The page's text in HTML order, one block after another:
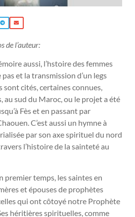
de l’auteur:
aussi, l’hstoire des femmes
et la transmission d’un legs
sont cités, certaines connues,
au sud du Maroc, ou le projet a été
Fès et en passant par
C’est aussi un hymne à
par son axe spirituel du nord
l’histoire de la sainteté au
premier temps, les saintes en
et épouses de prophètes
qui ont côtoyé notre Prophète
héritières spirituelles, comme